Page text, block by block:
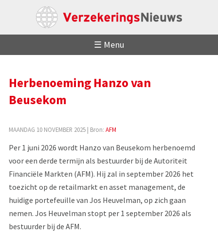
☰ Menu
Herbenoeming Hanzo van
Beusekom
MAANDAG 10 NOVEMBER 2025| Bron: AFM
Per 1 juni 2026 wordt Hanzo van Beusekom herbenoemd
voor een derde termijn als bestuurder bij de Autoriteit
Financiële Markten (AFM). Hij zal in september 2026 het
toezicht op de retailmarkt en asset management, de
huidige portefeuille van Jos Heuvelman, op zich gaan
nemen. Jos Heuvelman stopt per 1 september 2026 als
bestuurder bij de AFM.